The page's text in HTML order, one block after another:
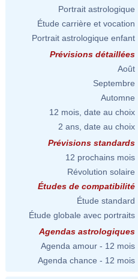
Portrait astrologique
Étude carrière et vocation
Portrait astrologique enfant
Prévisions détaillées
Août
Septembre
Automne
12 mois, date au choix
2 ans, date au choix
Prévisions standards
12 prochains mois
Révolution solaire
Études de compatibilité
Étude standard
Étude globale avec portraits
Agendas astrologiques
Agenda amour - 12 mois
Agenda chance - 12 mois